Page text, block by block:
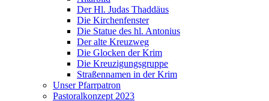
Der Hl. Judas Thaddäus
Die Kirchenfenster
Die Statue des hl. Antonius
Der alte Kreuzweg
Die Glocken der Krim
Die Kreuzigungsgruppe
Straßennamen in der Krim
Unser Pfarrpatron
Pastoralkonzept 2023